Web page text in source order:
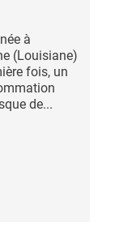
à
(Louisiane)
fois, un
de...